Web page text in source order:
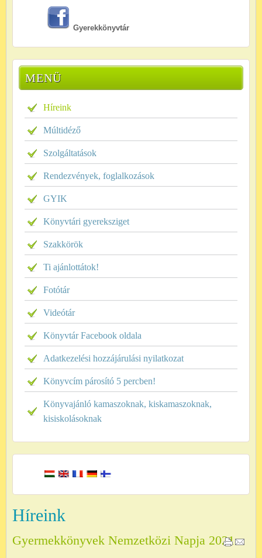
Gyerekkönyvtár
MENÜ
Híreink
Múltidéző
Szolgáltatások
Rendezvények, foglalkozások
GYIK
Könyvtári gyereksziget
Szakkörök
Ti ajánlottátok!
Fotótár
Videótár
Könyvtár Facebook oldala
Adatkezelési hozzájárulási nyilatkozat
Könyvcím párosító 5 percben!
Könyvajánló kamaszoknak, kiskamaszoknak,
kisiskolásoknak
Híreink
Gyermekkönyvek Nemzetközi Napja 2021